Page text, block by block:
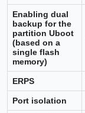
Enabling dual
backup for the
partition Uboot
(based on a
single flash
memory)
ERPS
Port isolation